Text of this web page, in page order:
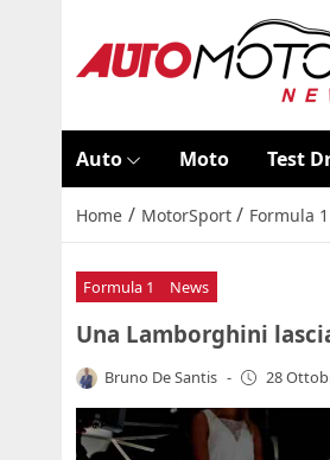
Auto Moto Test
Home / MotorSport / Formula 1
Formula 1 News
Una Lamborghini
Bruno De Santis - 28